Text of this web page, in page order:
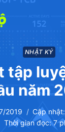
NHẬT KÝ
tập
năm
2019 Cập nhật:
Thời gian đọc:7